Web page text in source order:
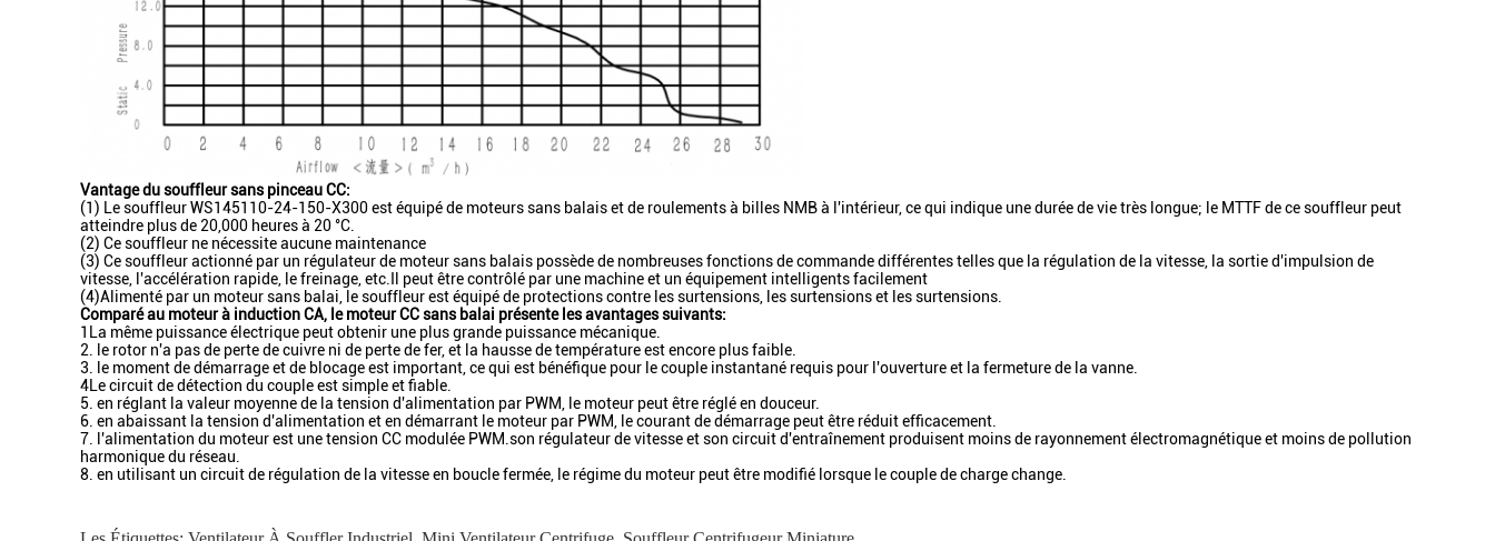
Vantage du souffleur sans pinceau CC:
(1) Le souffleur WS145110-24-150-X300 est équipé de moteurs sans balais et de roulements à billes NMB à l'intérieur, ce qui indique une durée de vie très longue; le MTTF de ce souffleur peut
atteindre plus de 20,000 heures à 20 °C.
(2) Ce souffleur ne nécessite aucune maintenance
(3) Ce souffleur actionné par un régulateur de moteur sans balais possède de nombreuses fonctions de commande différentes telles que la régulation de la vitesse, la sortie d'impulsion de
vitesse, l'accélération rapide, le freinage, etc.Il peut être contrôlé par une machine et un équipement intelligents facilement
(4)Alimenté par un moteur sans balai, le souffleur est équipé de protections contre les surtensions, les surtensions et les surtensions.
Comparé au moteur à induction CA, le moteur CC sans balai présente les avantages suivants:
1La même puissance électrique peut obtenir une plus grande puissance mécanique.
2. le rotor n'a pas de perte de cuivre ni de perte de fer, et la hausse de température est encore plus faible.
3. le moment de démarrage et de blocage est important, ce qui est bénéfique pour le couple instantané requis pour l'ouverture et la fermeture de la vanne.
4Le circuit de détection du couple est simple et fiable.
5. en réglant la valeur moyenne de la tension d'alimentation par PWM, le moteur peut être réglé en douceur.
6. en abaissant la tension d'alimentation et en démarrant le moteur par PWM, le courant de démarrage peut être réduit efficacement.
7. l'alimentation du moteur est une tension CC modulée PWM.son régulateur de vitesse et son circuit d'entraînement produisent moins de rayonnement électromagnétique et moins de pollution
harmonique du réseau.
8. en utilisant un circuit de régulation de la vitesse en boucle fermée, le régime du moteur peut être modifié lorsque le couple de charge change.